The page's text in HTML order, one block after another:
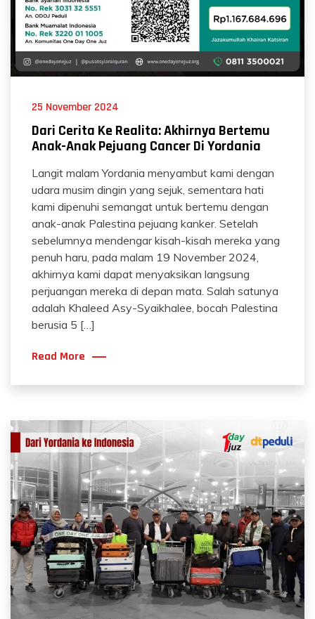
25 November 2024
Dari Cerita Ke Realita: Akhirnya Bertemu
Anak-Anak Pejuang Cancer Di Yordania
Langit malam Yordania menyambut kami dengan
udara musim dingin yang sejuk, sementara hati
kami dipenuhi semangat untuk bertemu dengan
anak-anak Palestina pejuang kanker. Setelah
sebelumnya mendengar kisah-kisah mereka yang
penuh haru, pada malam 19 November 2024,
akhirnya kami dapat menyaksikan langsung
perjuangan mereka di depan mata. Salah satunya
adalah Khaleed Asy-Syaikhalee, bocah Palestina
berusia 5 […]
Read More